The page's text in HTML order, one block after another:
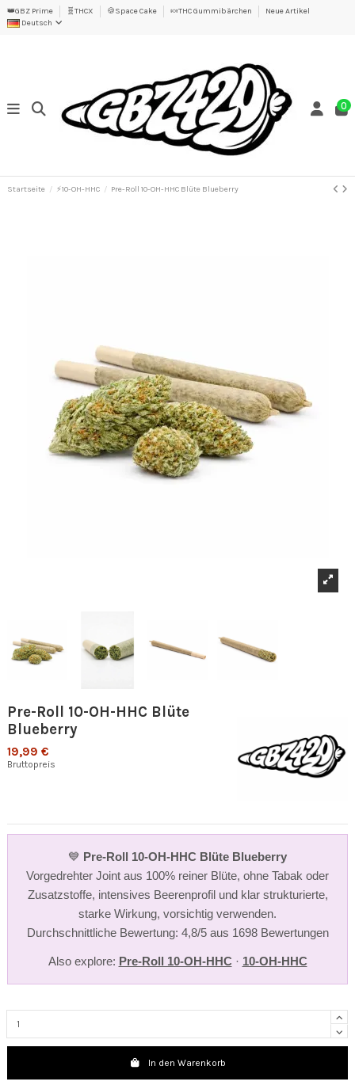
👑GBZ Prime 🧬THCX 🍪Space Cake 🍬THC Gummibärchen
Neue Artikel
Deutsch
0
Startseite ⚡10-OH-HHC Pre-Roll 10-OH-HHC Blüte Blueberry
Pre-Roll 10-OH-HHC Blüte
Blueberry
19,99 €
Bruttopreis
💙 Pre-Roll 10-OH-HHC Blüte Blueberry
Vorgedrehter Joint aus 100% reiner Blüte, ohne Tabak oder
Zusatzstoffe, intensives Beerenprofil und klar strukturierte,
starke Wirkung, vorsichtig verwenden.
Durchschnittliche Bewertung: 4,8/5 aus 1698 Bewertungen
Also explore: Pre-Roll 10-OH-HHC · 10-OH-HHC
In den Warenkorb